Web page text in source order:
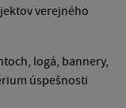
verejného
logá, bannery,
úspešnosti